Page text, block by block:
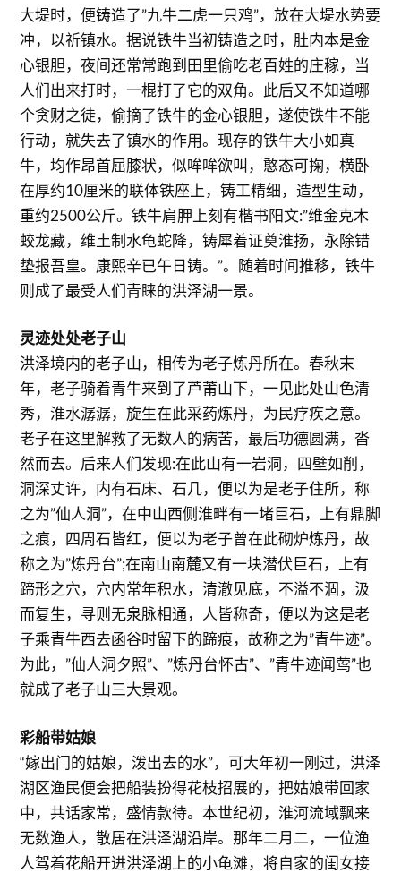
大堤时，便铸造了”九牛二虎一只鸡”，放在大堤水势要
冲，以祈镇水。据说铁牛当初铸造之时，肚内本是金
心银胆，夜间还常常跑到田里偷吃老百姓的庄稼，当
人们出来打时，一棍打了它的双角。此后又不知道哪
个贪财之徒，偷摘了铁牛的金心银胆，遂使铁牛不能
行动，就失去了镇水的作用。现存的铁牛大小如真
牛，均作昂首屈膝状，似哞哞欲叫，憨态可掬，横卧
在厚约10厘米的联体铁座上，铸工精细，造型生动，
重约2500公斤。铁牛肩胛上刻有楷书阳文:”维金克木
蛟龙藏，维土制水龟蛇降，铸犀着证奠淮扬，永除错
垫报吾皇。康熙辛已午日铸。”。随着时间推移，铁牛
则成了最受人们青睐的洪泽湖一景。
灵迹处处老子山
洪泽境内的老子山，相传为老子炼丹所在。春秋末
年，老子骑着青牛来到了芦莆山下，一见此处山色清
秀，淮水潺潺，旋生在此采药炼丹，为民疗疾之意。
老子在这里解救了无数人的病苦，最后功德圆满，沓
然而去。后来人们发现:在此山有一岩洞，四壁如削，
洞深丈许，内有石床、石几，便以为是老子住所，称
之为”仙人洞”，在中山西侧淮畔有一堵巨石，上有鼎脚
之痕，四周石皆红，便以为老子曾在此砌炉炼丹，故
称之为”炼丹台”;在南山南麓又有一块潜伏巨石，上有
蹄形之穴，穴内常年积水，清澈见底，不溢不涸，汲
而复生，寻则无泉脉相通，人皆称奇，便以为这是老
子乘青牛西去函谷时留下的蹄痕，故称之为”青牛迹”。
为此，”仙人洞夕照”、”炼丹台怀古”、”青牛迹闻莺”也
就成了老子山三大景观。
彩船带姑娘
“嫁出门的姑娘，泼出去的水”，可大年初一刚过，洪泽
湖区渔民便会把船装扮得花枝招展的，把姑娘带回家
中，共话家常，盛情款待。本世纪初，淮河流域飘来
无数渔人，散居在洪泽湖沿岸。那年二月二，一位渔
人驾着花船开进洪泽湖上的小龟滩，将自家的闺女接